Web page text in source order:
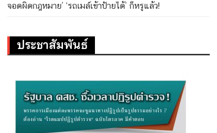
จอดผิดกฎหมาย’ ‘รถเมล์เข้าป้ายได้’ ก็หรูแล้ว!
ประชาสัมพันธ์